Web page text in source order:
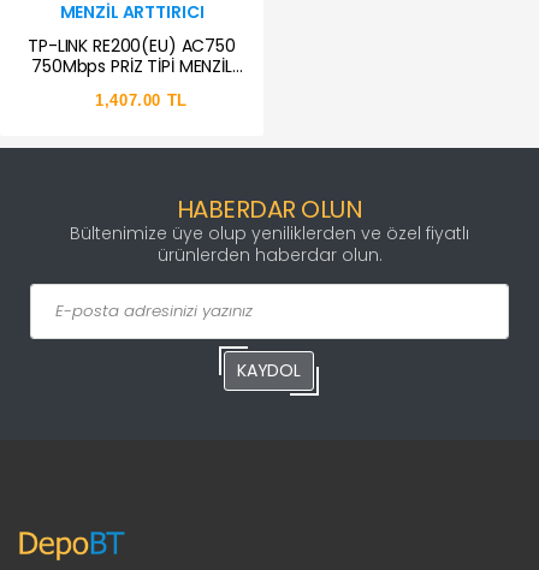
MENZIL ARTTIRICI
TP-LINK RE200(EU) AC750
750Mbps PRİZ TİPİ MENZİL
1,407.00 TL
HABERDAR OLUN
Bültenimize üye olup yeniliklerden ve özel fiyatlı
ürünlerden haberdar olun.
KAYDOL